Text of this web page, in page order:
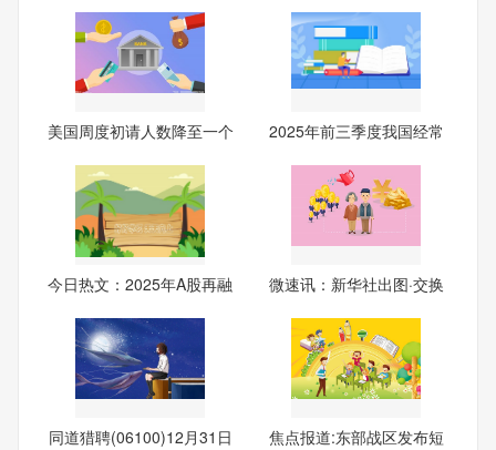
美国周度初请人数降至一个
2025年前三季度我国经常
今日热文：2025年A股再融
微速讯：新华社出图·交换
同道猎聘(06100)12月31日
焦点报道:东部战区发布短